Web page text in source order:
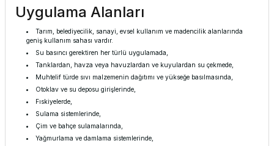
Uygulama Alanları
Tarım, belediyecilik, sanayi, evsel kullanım ve madencilik alanlarında
geniş kullanım sahası vardır.
Su basıncı gerektiren her türlü uygulamada,
Tanklardan, havza veya havuzlardan ve kuyulardan su çekmede,
Muhtelif türde sıvı malzemenin dağıtımı ve yükseğe basılmasında,
Otoklav ve su deposu girişlerinde,
Fıskiyelerde,
Sulama sistemlerinde,
Çim ve bahçe sulamalarında,
Yağmurlama ve damlama sistemlerinde,